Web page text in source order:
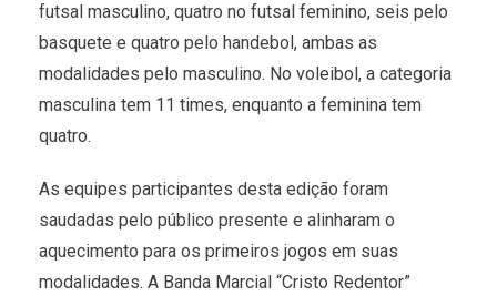
futsal masculino, quatro no futsal feminino, seis pelo
basquete e quatro pelo handebol, ambas as
modalidades pelo masculino. No voleibol, a categoria
masculina tem 11 times, enquanto a feminina tem
quatro.
As equipes participantes desta edição foram
saudadas pelo público presente e alinharam o
aquecimento para os primeiros jogos em suas
modalidades. A Banda Marcial “Cristo Redentor”